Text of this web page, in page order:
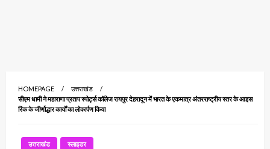
HOMEPAGE
उत्तराखंड
सीएम धामी ने महाराणा प्रताप स्पोर्ट्स कॉलेज रायपुर देहरादून में भारत के एकमात्र अंतरराष्ट्रीय स्तर के आइस
रिंक के जीर्णोद्धार कार्यों का लोकार्पण किया
उत्तराखंड स्लाइडर